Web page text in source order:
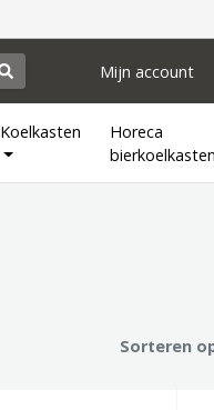
Mijn account
Koelkasten
Horeca
bierkoelkasten
Sorteren